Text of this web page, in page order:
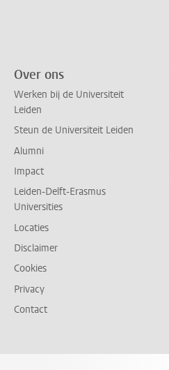
Over ons
Werken bij de Universiteit
Leiden
Steun de Universiteit Leiden
Alumni
Impact
Leiden-Delft-Erasmus
Universities
Locaties
Disclaimer
Cookies
Privacy
Contact